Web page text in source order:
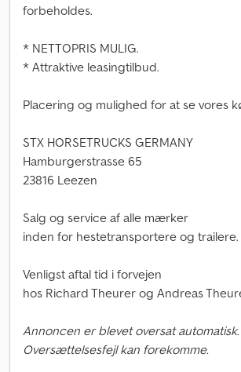
forbeholdes.
* NETTOPRIS MULIG.
* Attraktive leasingtilbud.
Placering og mulighed for at se vores
STX HORSETRUCKS GERMANY
Hamburgerstrasse 65
23816 Leezen
Salg og service af alle mærker
inden for hestetransportere og trailere.
Venligst aftal tid i forvejen
hos Richard Theurer og Andreas
Annoncen er blevet oversat automatisk.
Oversættelsesfejl kan forekomme.